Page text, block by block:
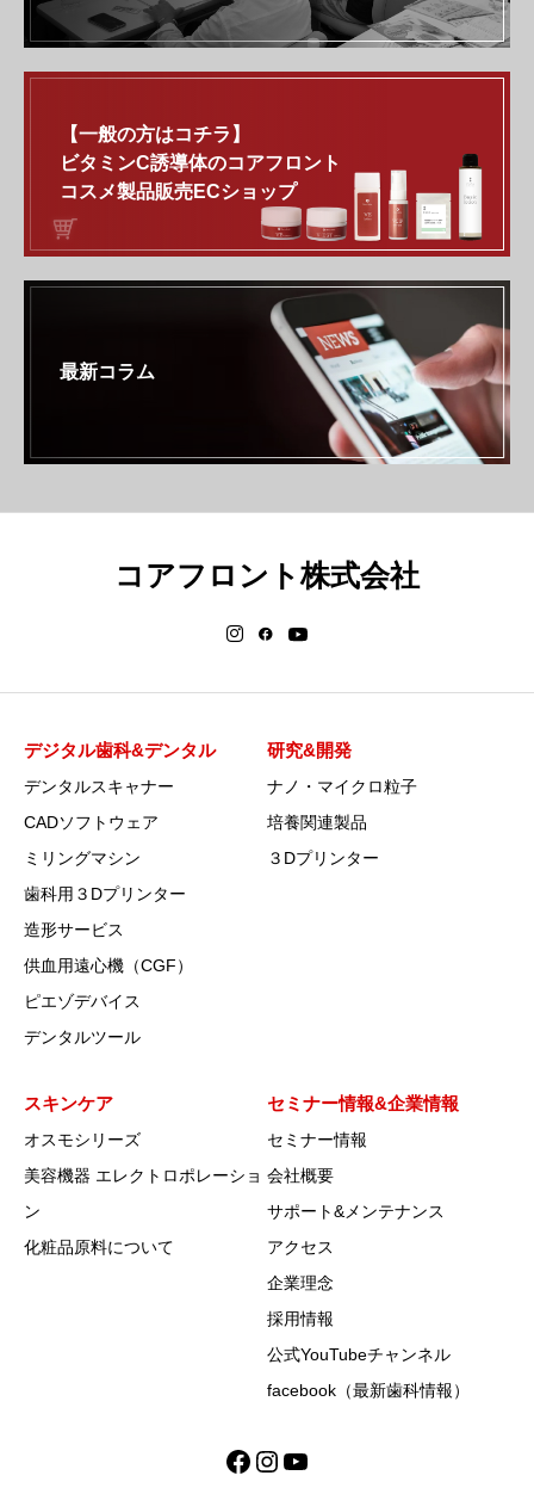
【一般の方はコチラ】
ビタミンC誘導体のコアフロント
コスメ製品販売ECショップ
最新コラム
コアフロント株式会社
デジタル歯科&デンタル
デンタルスキャナー
CADソフトウェア
ミリングマシン
歯科用３Dプリンター
造形サービス
供血用遠心機（CGF）
ピエゾデバイス
デンタルツール
研究&開発
ナノ・マイクロ粒子
培養関連製品
３Dプリンター
スキンケア
オスモシリーズ
美容機器 エレクトロポレーショ
ン
化粧品原料について
セミナー情報&企業情報
セミナー情報
会社概要
サポート&メンテナンス
アクセス
企業理念
採用情報
公式YouTubeチャンネル
facebook（最新歯科情報）
Facebook
Instagram
YouTube